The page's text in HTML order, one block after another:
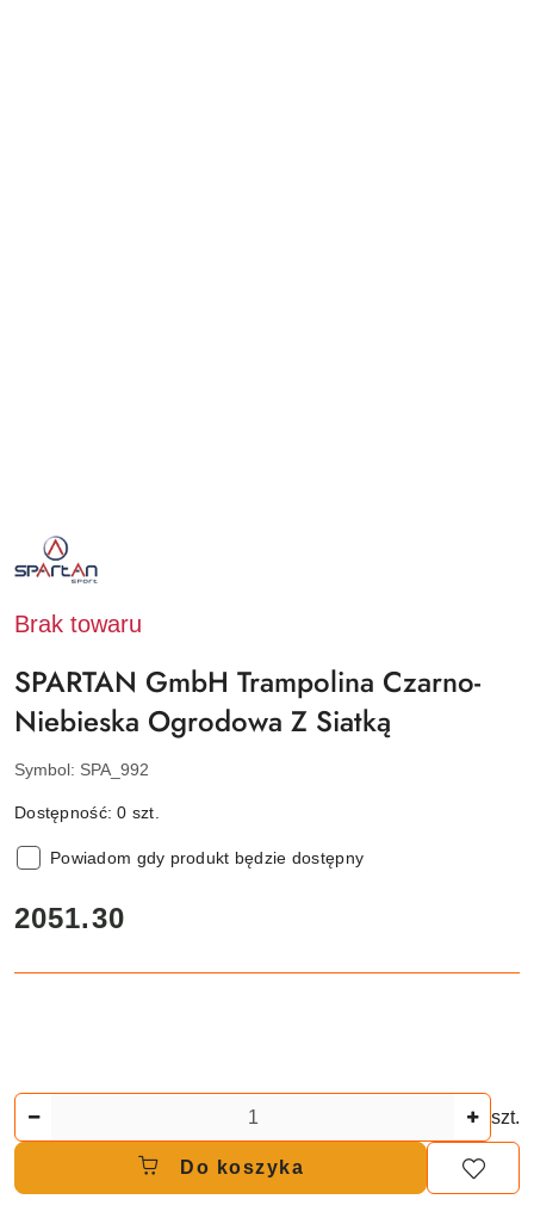
NAZWA
PRODUCENTA:
SPARTAN
Brak towaru
SPARTAN GmbH Trampolina Czarno-
Niebieska Ogrodowa Z Siatką
Symbol: SPA_992
Dostępność:0 szt.
Powiadom gdy produkt będzie dostępny
cena:
2051.30
szt.
Do koszyka